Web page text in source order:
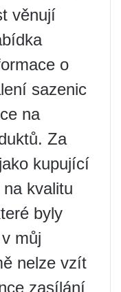
věnují
o
sazenic
na
Za
kupující
kvalitu
byly
můj
nelze vzít
zasílání